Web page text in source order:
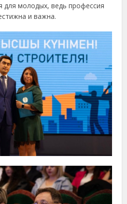
для молодых, ведь профессия
и важна.